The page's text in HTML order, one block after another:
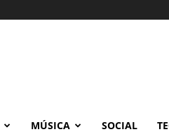
MÚSICA SOCIAL